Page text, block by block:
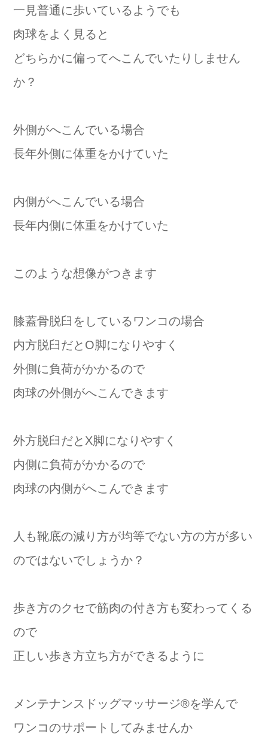
一見普通に歩いているようでも
肉球をよく見ると
どちらかに偏ってへこんでいたりしません
か？
外側がへこんでいる場合
長年外側に体重をかけていた
内側がへこんでいる場合
長年内側に体重をかけていた
このような想像がつきます
膝蓋骨脱臼をしているワンコの場合
内方脱臼だとO脚になりやすく
外側に負荷がかかるので
肉球の外側がへこんできます
外方脱臼だとX脚になりやすく
内側に負荷がかかるので
肉球の内側がへこんできます
人も靴底の減り方が均等でない方の方が多い
のではないでしょうか？
歩き方のクセで筋肉の付き方も変わってくる
ので
正しい歩き方立ち方ができるように
メンテナンスドッグマッサージ®を学んで
ワンコのサポートしてみませんか